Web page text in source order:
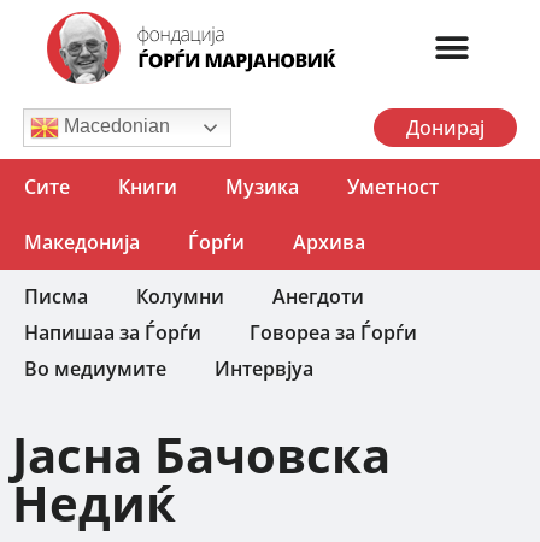
Macedonian Донирај
Сите Книги Музика Уметност
Македонија Ѓорѓи Архива
Писма Колумни
Анегдоти
Напишаа за Ѓорѓи
Говореа за Ѓорѓи
Во медиумите
Интервјуа
Јасна Бачовска
Недиќ